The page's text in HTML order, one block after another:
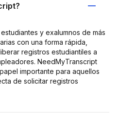
y exalumnos de más
con una forma rápida,
registros estudiantiles a
NeedMyTranscript
importante para aquellos
de solicitar registros